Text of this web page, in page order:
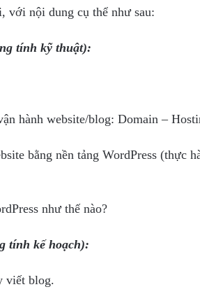
với nội dung cụ thể như sau:
tính kỹ thuật):
hành website/blog: Domain –
bằng nền tảng WordPress (thực
như thế nào?
tính kế hoạch):
viết blog.